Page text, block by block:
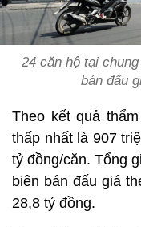
24 căn hộ tại
bán đấu
Theo kết quả
thấp nhất là 907
tỷ đồng/căn. Tổng
biên bán đấu giá
28,8 tỷ đồng.